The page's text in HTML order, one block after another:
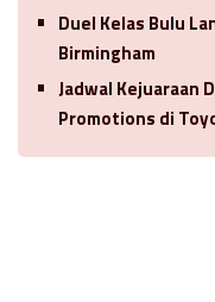
Duel Kelas Bulu
Birmingham
Jadwal Kejuaraan
Promotions di